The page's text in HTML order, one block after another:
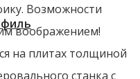
Возможности
воображением!
на плитах толщиной
станка с